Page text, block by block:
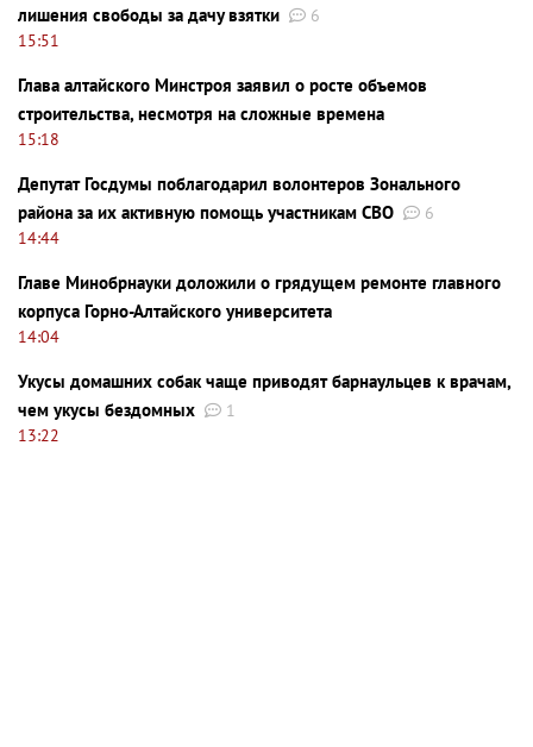
лишения свободы за дачу взятки
6
15:51
Глава алтайского Минстроя заявил о росте объемов
строительства, несмотря на сложные времена
15:18
Депутат Госдумы поблагодарил волонтеров Зонального
района за их активную помощь участникам СВО
6
14:44
Главе Минобрнауки доложили о грядущем ремонте главного
корпуса Горно-Алтайского университета
14:04
Укусы домашних собак чаще приводят барнаульцев к врачам,
чем укусы бездомных
1
13:22